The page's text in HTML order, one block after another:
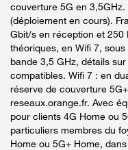
couverture 5G en
(déploiement en cours).
Gbit/s en réception et 250
théoriques, en Wifi 7,
bande 3,5 GHz, détails
compatibles. Wifi 7 : en
réserve de couverture
reseaux.orange.fr. Avec
pour clients 4G Home ou
particuliers membres du
Home ou 5G+ Home,